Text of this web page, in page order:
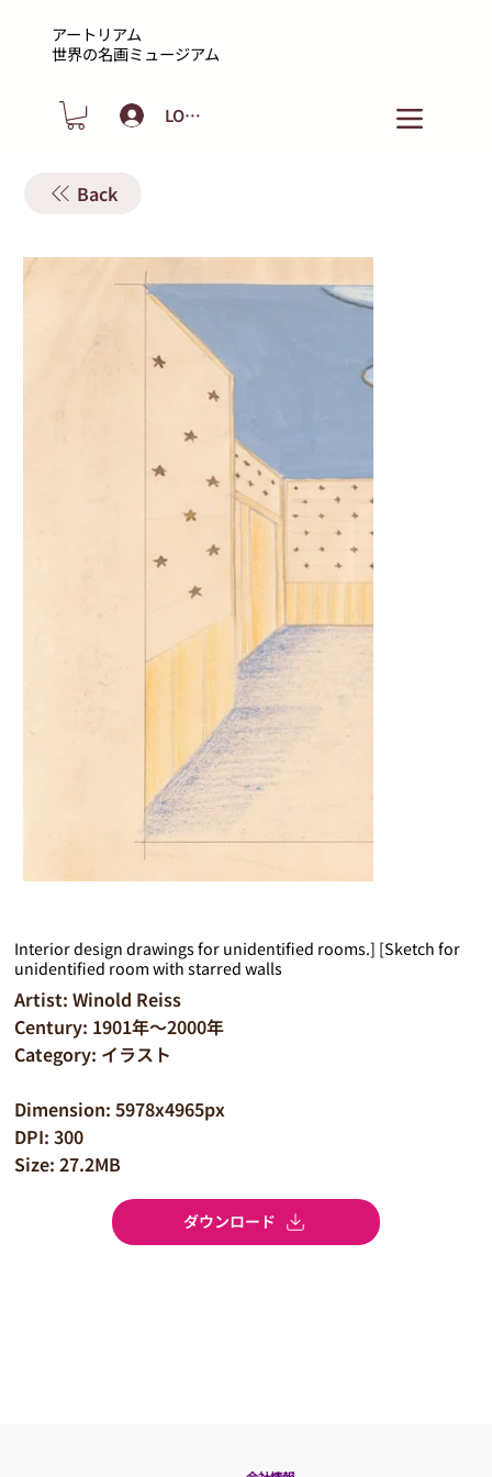
アートリアム
​世界の名画ミュージアム
LOGIN
Back
Interior design drawings for unidentified rooms.] [Sketch for
unidentified room with starred walls
Artist: Winold Reiss
Century: 1901年～2000年
Category: イラスト
Dimension: 5978x4965px
DPI: 300
Size: 27.2MB
ダウンロード